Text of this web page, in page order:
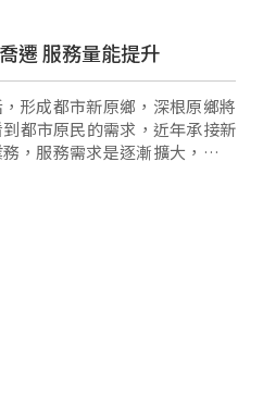
遷 服務量能提升
形成都市新原鄉，深根原鄉將
都市原民的需求，近年承接新
，服務需求是逐漸擴大，而原
15號舉行喬遷揭牌典禮，不只
元的空間，讓服務過程更舒適